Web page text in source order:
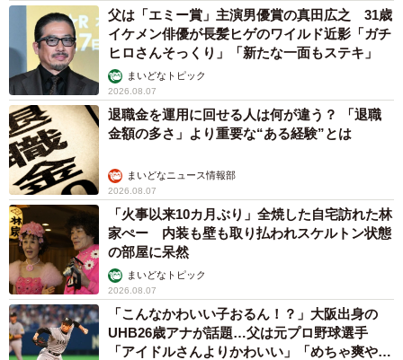
父は「エミー賞」主演男優賞の真田広之 31歳
イケメン俳優が長髪ヒゲのワイルド近影「ガチ
ヒロさんそっくり」「新たな一面もステキ」
まいどなトピック
2026.08.07
退職金を運用に回せる人は何が違う？ 「退職
金額の多さ」より重要な“ある経験”とは
まいどなニュース情報部
2026.08.07
「火事以来10カ月ぶり」全焼した自宅訪れた林
家ぺー 内装も壁も取り払われスケルトン状態
の部屋に呆然
まいどなトピック
2026.08.07
「こんなかわいい子おるん！？」大阪出身の
UHB26歳アナが話題…父は元プロ野球選手
「アイドルさんよりかわいい」「めちゃ爽や